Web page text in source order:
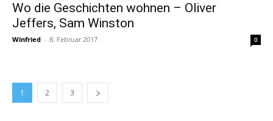
Wo die Geschichten wohnen – Oliver
Jeffers, Sam Winston
Winfried - 8. Februar 2017 0
1 2 3